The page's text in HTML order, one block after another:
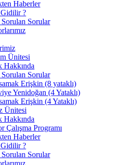
Haberler
Gidilir ?
Sorulan Sorular
Ünitesi
Sorulan Sorular
Erişkin (8 yataklı)
Yenidoğan (4 Yataklı)
Erişkin (4 Yataklı)
Ünitesi
Çalışma Programı
Haberler
Gidilir ?
Sorulan Sorular